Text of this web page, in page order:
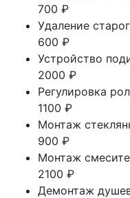
700 ₽
Удаление
600 ₽
Устройство
2000 ₽
Регулировка
1100 ₽
Монтаж
900 ₽
Монтаж
2100 ₽
Демонтаж